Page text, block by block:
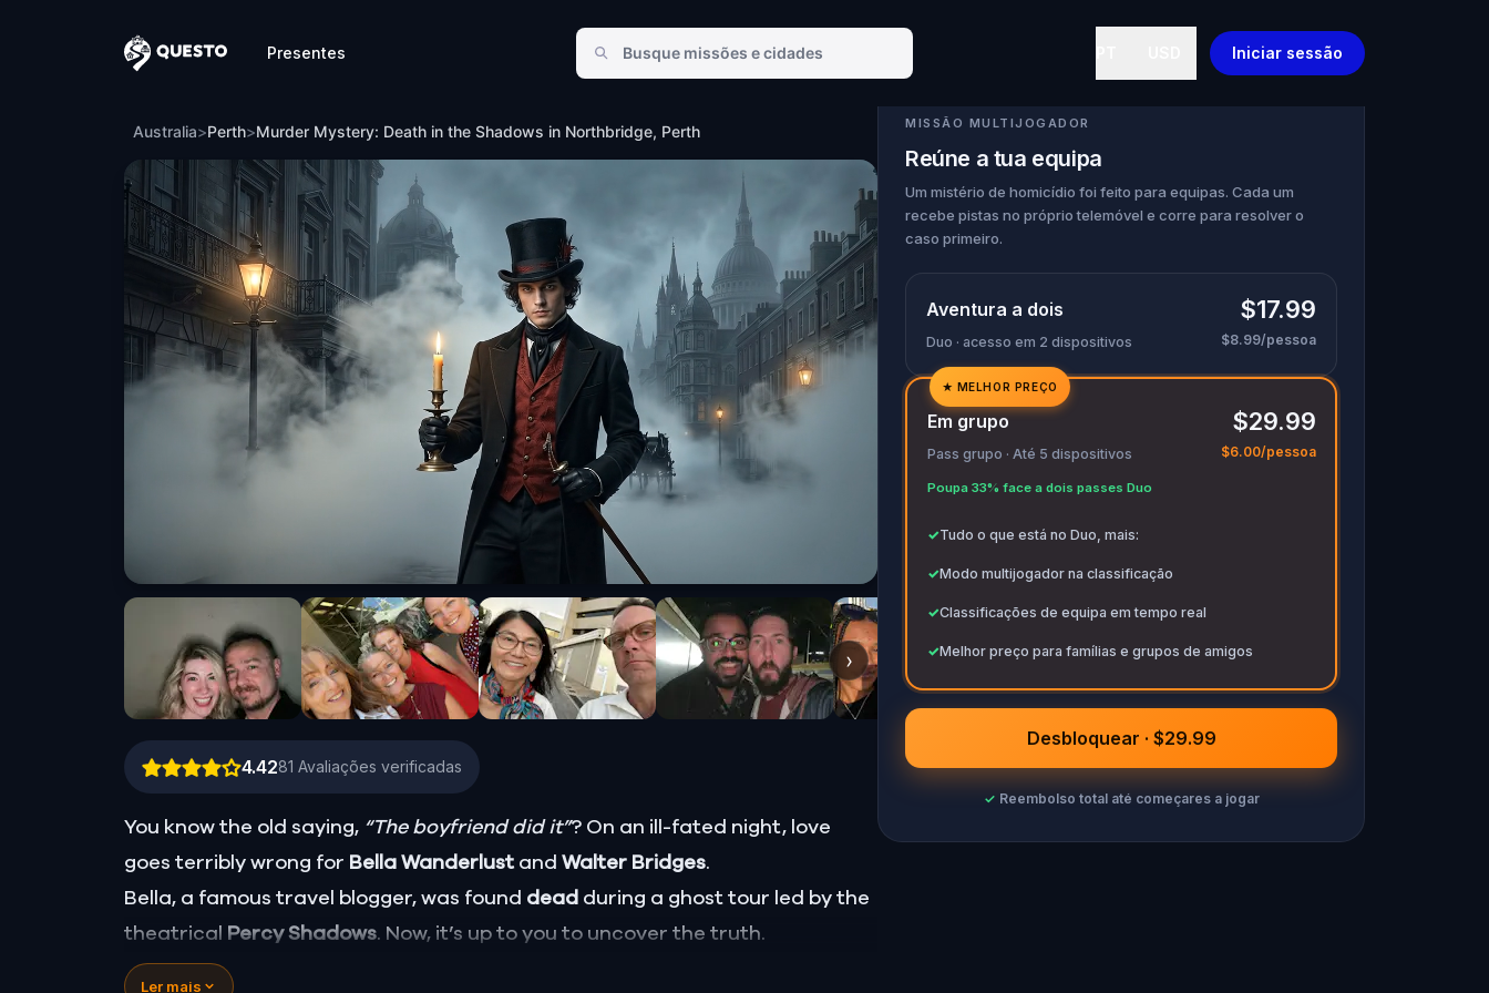
Questo
Presentes Iniciar sessão
Murder Mystery: Death in the Shadows in Northbridge, Perth
Australia>Perth>Murder Mystery: Death in the Shadows in Northbridge, Perth
›
4.4281 Avaliações verificadas
You know the old saying, “The boyfriend did it”? On an ill-fated night, love
goes terribly wrong for Bella Wanderlust and Walter Bridges.
Bella, a famous travel blogger, was found dead during a ghost tour led by the
theatrical Percy Shadows. Now, it’s up to you to uncover the truth.
Was it Walter, the obsessed boyfriend? Percy, the ghost tour guide with a flair
Ler mais
MISSÃO MULTIJOGADOR
Reúne a tua equipa
Um mistério de homicídio foi feito para equipas. Cada um
recebe pistas no próprio telemóvel e corre para resolver o
caso primeiro.
Aventura a dois
Duo · acesso em 2 dispositivos
$17.99
$8.99/pessoa
✓
✓
★ MELHOR PREÇO
Em grupo
Pass grupo · Até 5 dispositivos
Poupa 33% face a dois passes Duo
$29.99
$6.00/pessoa
✓Tudo o que está no Duo, mais:
✓Modo multijogador na classificação
✓Classificações de equipa em tempo real
✓Melhor preço para famílias e grupos de amigos
Desbloquear · $29.99
✓ Reembolso total até começares a jogar